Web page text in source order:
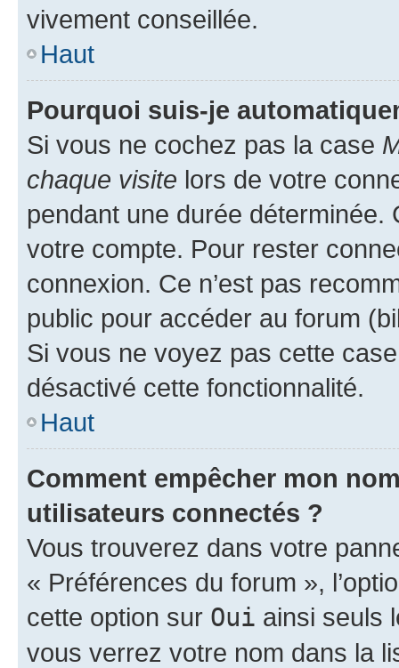
vivement conseillée.
Haut
Pourquoi suis-je
Si vous ne cochez pas la case
chaque visite lors de votre
pendant une durée déterminée.
votre compte. Pour rester
connexion. Ce n’est pas
public pour accéder au forum
Si vous ne voyez pas cette
désactivé cette fonctionnalité.
Haut
Comment empêcher mon
utilisateurs connectés ?
Vous trouverez dans votre
« Préférences du forum »,
cette option sur Oui ainsi seuls
vous verrez votre nom dans la